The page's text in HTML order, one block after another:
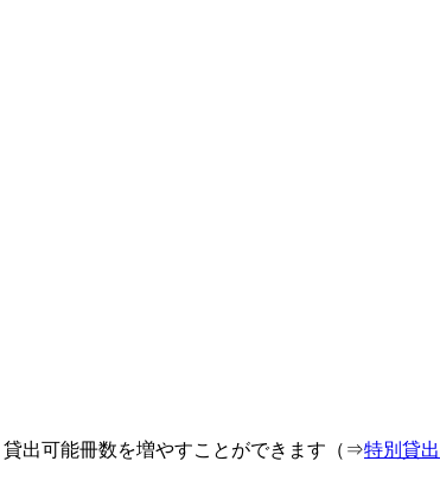
出可能冊数を増やすことができます（⇒特別貸出